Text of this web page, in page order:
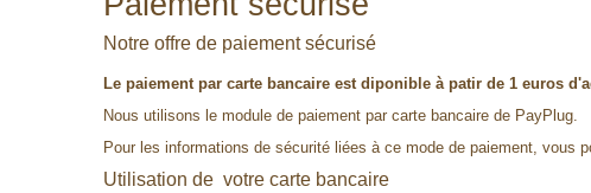
Notre offre de paiement sécurisé
Le paiement par carte bancaire est diponible à patir de 1 euros
Nous utilisons le module de paiement par carte bancaire de PayPlug.
Pour les informations de sécurité liées à ce mode de paiement, vous
Utilisation de votre carte bancaire